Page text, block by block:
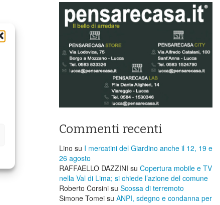
Commenti recenti
Lino su I mercatini del Giardino anche il 12, 19 e
26 agosto
RAFFAELLO DAZZINI su ​Copertura mobile e TV
nella Val di Lima; si chiede l’azione del comune
Roberto Corsini su Scossa di terremoto
Simone Tomei su ANPI, sdegno e condanna per